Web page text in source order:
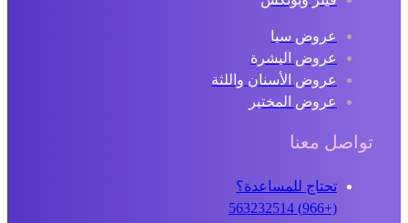
عروض سبا
عروض البشرة
عروض الأسنان واللثة
عروض المختبر
تواصل معنا
تحتاج للمساعدة؟